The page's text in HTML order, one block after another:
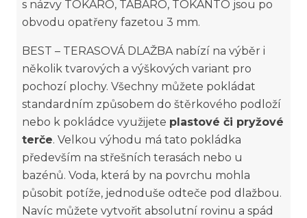
s názvy TOKARO, TABARO, TOKANTO jsou po
obvodu opatřeny fazetou 3 mm.
BEST – TERASOVÁ DLAŽBA nabízí na výběr i
několik tvarových a výškových variant pro
pochozí plochy. Všechny můžete pokládat
standardním způsobem do štěrkového podloží
nebo k pokládce využijete plastové či pryžové
terče. Velkou výhodu má tato pokládka
především na střešních terasách nebo u
bazénů. Voda, která by na povrchu mohla
působit potíže, jednoduše odteče pod dlažbou.
Navíc můžete vytvořit absolutní rovinu a spád